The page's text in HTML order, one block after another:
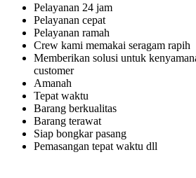
Pelayanan 24 jam
Pelayanan cepat
Pelayanan ramah
Crew kami memakai seragam rapih
Memberikan solusi untuk
customer
Amanah
Tepat waktu
Barang berkualitas
Barang terawat
Siap bongkar pasang
Pemasangan tepat waktu dll